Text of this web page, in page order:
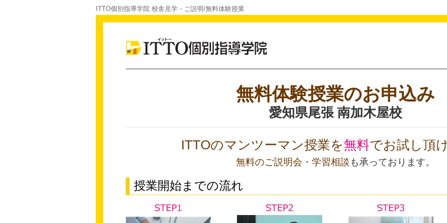
ITTO個別指導学院 校舎見学・ご説明/無料体験授業
無料体験授業のお申込み
愛知県尾張 南加木屋校
ITTOのマンツーマン授業を無料でお試し頂
無料のご説明会・学習相談も承っております。
授業開始までの流れ